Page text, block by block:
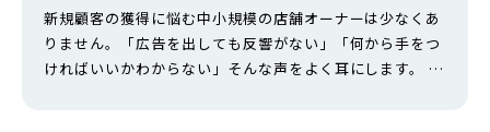
新規顧客の獲得に悩む中小規模の店舗オーナーは少なくあ
りません。「広告を出しても反響がない」「何から手をつ
ければいいかわからない」そんな声をよく耳にします。 新